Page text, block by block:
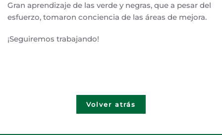
Gran aprendizaje de las verde y negras, que a pesar del
esfuerzo, tomaron conciencia de las áreas de mejora.
¡Seguiremos trabajando!
Volver atrás